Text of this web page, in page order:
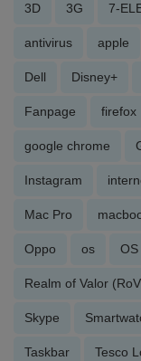
3D 3G 7-
antivirus apple
Dell Disney+
Fanpage firefox
google chrome
Instagram
Mac Pro
Oppo os OS
Realm of Valor
Skype
Taskbar Tesco